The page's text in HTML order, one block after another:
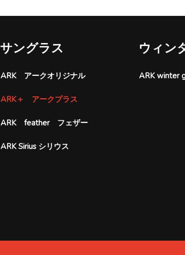
サングラス
ARK アークオリジナル
ARK＋ アークプラス
ARK feather フェザー
ARK Sirius シリウス
ウィン
ARK winter